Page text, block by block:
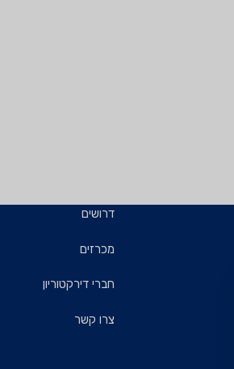
דרושים
מכרזים
חברי דירקטוריון
צרו קשר